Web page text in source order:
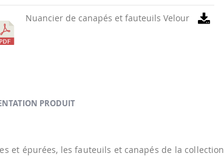
Nuancier de canapés et fauteuils Velour
et épurées, les fauteuils et canapés de la collection
PRODUIT